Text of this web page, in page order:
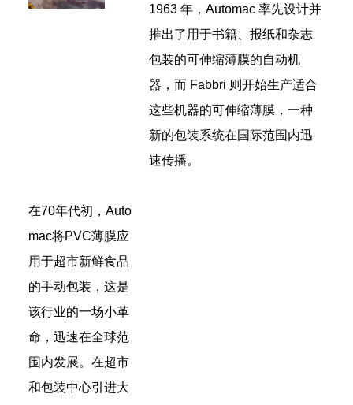
1963 年，Automac 率先设计并
推出了用于书籍、报纸和杂志
包装的可伸缩薄膜的自动机
器，而 Fabbri 则开始生产适合
这些机器的可伸缩薄膜，一种
新的包装系统在国际范围内迅
速传播。
在70年代初，Auto
mac将PVC薄膜应
用于超市新鲜食品
的手动包装，这是
该行业的一场小革
命，迅速在全球范
围内发展。在超市
和包装中心引进大